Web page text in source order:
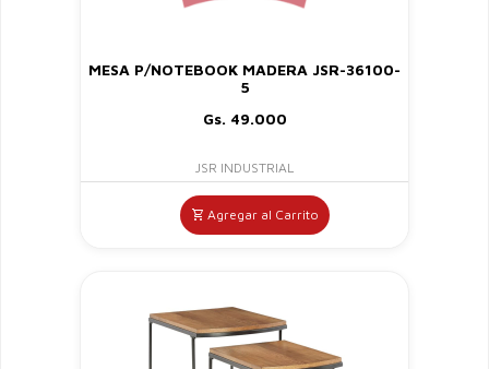
MESA P/NOTEBOOK MADERA JSR-36100-
5
Gs. 49.000
JSR INDUSTRIAL
Agregar al Carrito